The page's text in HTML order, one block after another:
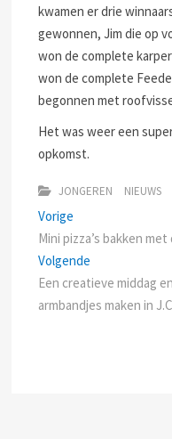
kwamen er drie
gewonnen, Jim die op
won de complete
won de complete
begonnen met
Het was weer een
opkomst.
JONGEREN NIEUWS
Bericht
navigatie
Vorige
post:
Mini pizza’s bakken
Volgende
post:
Een creatieve middag
armbandjes maken in